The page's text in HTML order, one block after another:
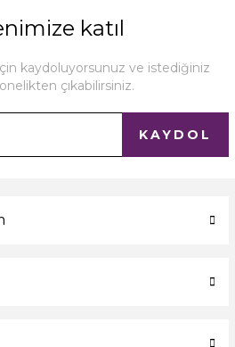
katıl
için kaydoluyorsunuz ve istediğiniz
çıkabilirsiniz.
KAYDOL